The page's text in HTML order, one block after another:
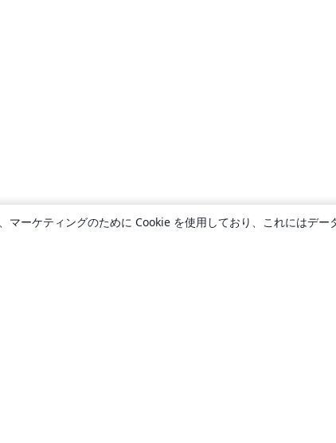
マーケティングのために Cookie を使用しており、これにはデ